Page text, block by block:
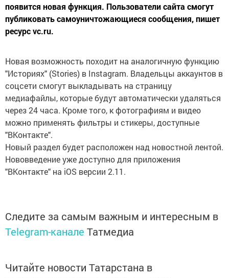
появится новая функция. Пользователи сайта смогут
публиковать самоуничтожающиеся сообщения, пишет
ресурс vc.ru.
Новая возможность походит на аналогичную функцию
"Историях" (Stories) в Instagram. Владельцы аккаунтов в
соцсети смогут выкладывать на страницу
медиафайлы, которые будут автоматически удаляться
через 24 часа. Кроме того, к фотографиям и видео
можно применять фильтры и стикеры, доступные
"ВКонтакте".
Новый раздел будет расположен над новостной лентой.
Нововведение уже доступно для приложения
"ВКонтакте" на iOS версии 2.11.
Следите за самым важным и интересным в
Telegram-канале Татмедиа
Читайте новости Татарстана в